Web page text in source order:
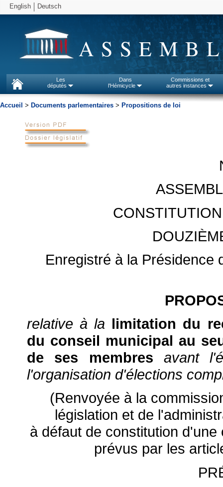
English Deutsch
Les
députés
Dans
l'Hémicycle
Commissions et
autres instances
Accueil > Documents parlementaires > Propositions de loi
Enregistré à la Présidence
relative à la limitation du
du conseil municipal au
de ses membres avant
l'organisation d'élections
(Renvoyée à la
législation et de
à défaut de constitution
prévus par les